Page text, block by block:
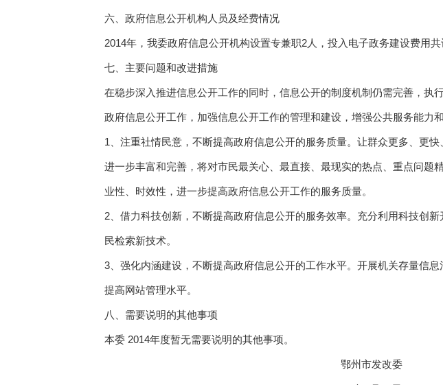
六、政府信息公开机构人员及经费情况
2014年，我委政府信息公开机构设置专兼职2人，投入电子政务建设费用共
七、主要问题和改进措施
在稳步深入推进信息公开工作的同时，信息公开的制度机制仍需完善，执
政府信息公开工作，加强信息公开工作的管理和建设，增强公共服务能力
1、注重社情民意，不断提高政府信息公开的服务质量。让群众更多、更
进一步丰富和完善，将对市民最关心、最直接、最现实的热点、重点问
业性、时效性，进一步提高政府信息公开工作的服务质量。
2、借力科技创新，不断提高政府信息公开的服务效率。充分利用科技创
民检索新技术。
3、强化内涵建设，不断提高政府信息公开的工作水平。开展机关存量信
提高网站管理水平。
八、需要说明的其他事项
本委 2014年度暂无需要说明的其他事项。
鄂州市发改委